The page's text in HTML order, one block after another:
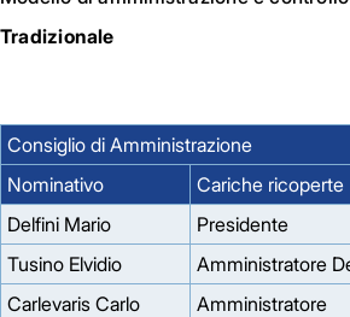
Tradizionale
Consiglio di Amministrazione
Nominativo
Cariche ricoperte
Delfini Mario
Presidente
Tusino Elvidio
Amministratore
Carlevaris Carlo
Amministratore